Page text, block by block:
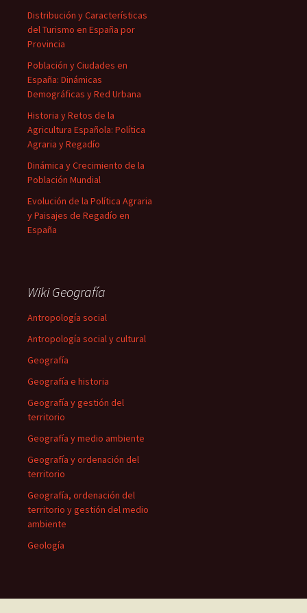
Distribución y Características
del Turismo en España por
Provincia
Población y Ciudades en
España: Dinámicas
Demográficas y Red Urbana
Historia y Retos de la
Agricultura Española: Política
Agraria y Regadío
Dinámica y Crecimiento de la
Población Mundial
Evolución de la Política Agraria
y Paisajes de Regadío en
España
Wiki Geografía
Antropología social
Antropología social y cultural
Geografía
Geografía e historia
Geografía y gestión del
territorio
Geografía y medio ambiente
Geografía y ordenación del
territorio
Geografía, ordenación del
territorio y gestión del medio
ambiente
Geología